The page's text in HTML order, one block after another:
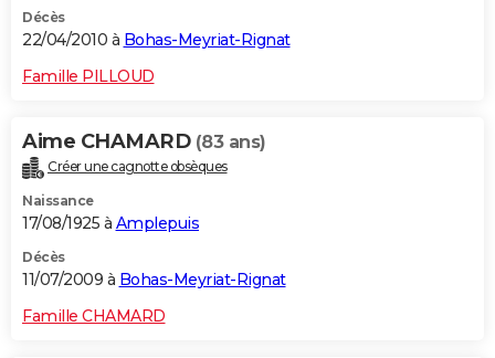
Décès
22/04/2010 à Bohas-Meyriat-Rignat
Famille PILLOUD
Aime CHAMARD (83 ans)
Créer une cagnotte obsèques
Naissance
17/08/1925 à Amplepuis
Décès
11/07/2009 à Bohas-Meyriat-Rignat
Famille CHAMARD